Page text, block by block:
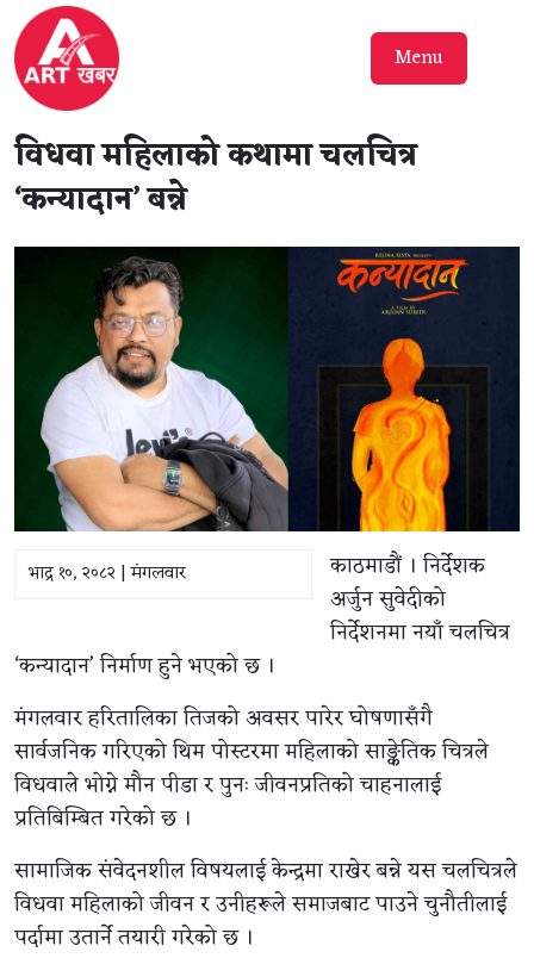
Menu
विधवा महिलाको कथामा चलचित्र
‘कन्यादान’ बन्ने
भाद्र १०, २०८२ | मंगलवार
काठमाडौं । निर्देशक
अर्जुन सुवेदीको
निर्देशनमा नयाँ चलचित्र
‘कन्यादान’ निर्माण हुने भएको छ ।
मंगलवार हरितालिका तिजको अवसर पारेर घोषणासँगै
सार्वजनिक गरिएको थिम पोस्टरमा महिलाको साङ्केतिक चित्रले
विधवाले भोग्ने मौन पीडा र पुनः जीवनप्रतिको चाहनालाई
प्रतिबिम्बित गरेको छ ।
सामाजिक संवेदनशील विषयलाई केन्द्रमा राखेर बन्ने यस चलचित्रले
विधवा महिलाको जीवन र उनीहरूले समाजबाट पाउने चुनौतीलाई
पर्दामा उतार्ने तयारी गरेको छ ।